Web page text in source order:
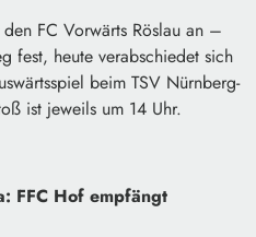
FC Vorwärts Röslau an –
fest, heute verabschiedet sich
beim TSV Nürnberg-
ist jeweils um 14 Uhr.
FFC Hof empfängt